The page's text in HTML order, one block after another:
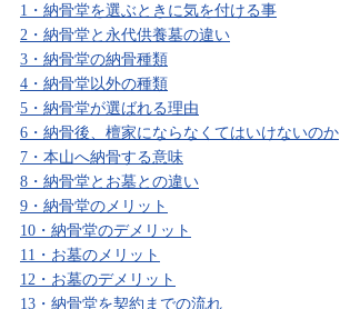
1・納骨堂を選ぶときに気を付ける事
2・納骨堂と永代供養墓の違い
3・納骨堂の納骨種類
4・納骨堂以外の種類
5・納骨堂が選ばれる理由
6・納骨後、檀家にならなくてはいけないのか
7・本山へ納骨する意味
8・納骨堂とお墓との違い
9・納骨堂のメリット
10・納骨堂のデメリット
11・お墓のメリット
12・お墓のデメリット
13・納骨堂を契約までの流れ